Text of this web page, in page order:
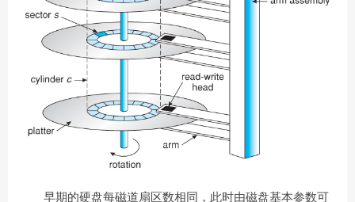
早期的硬盘每磁道扇区数相同，此时由磁盘基本参数可